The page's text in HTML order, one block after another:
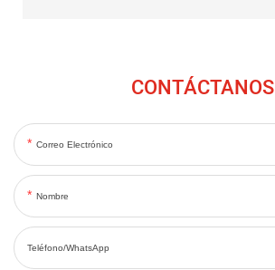
CONTÁCTANOS
Correo Electrónico
Nombre
Teléfono/WhatsApp